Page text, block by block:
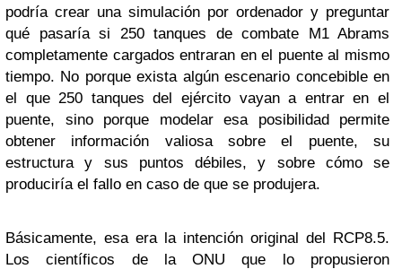
podría crear una simulación por ordenador y preguntar
qué pasaría si 250 tanques de combate M1 Abrams
completamente cargados entraran en el puente al mismo
tiempo. No porque exista algún escenario concebible en
el que 250 tanques del ejército vayan a entrar en el
puente, sino porque modelar esa posibilidad permite
obtener información valiosa sobre el puente, su
estructura y sus puntos débiles, y sobre cómo se
produciría el fallo en caso de que se produjera.
Básicamente, esa era la intención original del RCP8.5.
Los científicos de la ONU que lo propusieron